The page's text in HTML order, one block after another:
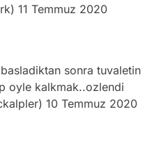
11 Temmuz 2020
sonra tuvaletin
oyle kalkmak..ozlendi
10 Temmuz 2020